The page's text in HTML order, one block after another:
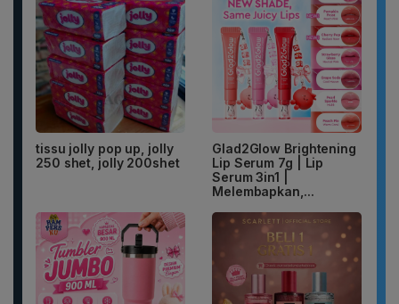
tissu jolly pop up, jolly
250 shet, jolly 200shet
Glad2Glow Brightening
Lip Serum 7g | Lip
Serum 3in1 |
Melembapkan,...